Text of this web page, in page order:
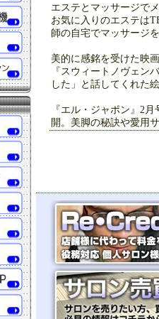
エステとマッサージで
お気に入りのエステは
師の自宅でマッサージ
美的に感銘を受けた映
『スウィートノヴェ
した」と話してくれた
『エル・ジャポン』2
開。美脚の秘訣や愛用